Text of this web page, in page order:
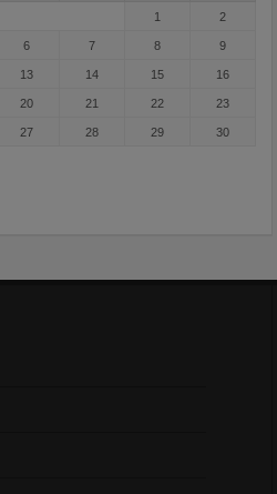
1 2
6 7 8 9
13 14 15 16
20 21 22 23
27 28 29 30